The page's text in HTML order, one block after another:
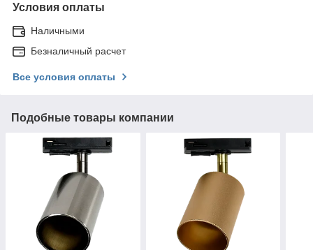
Условия оплаты
Наличными
Безналичный расчет
Все условия оплаты
Подобные товары компании